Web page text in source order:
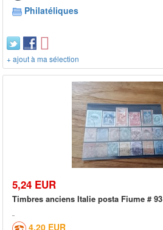
Philatéliques
+ ajout à ma sélection
5,24 EUR
Timbres anciens Italie posta Fiume # 93
4,20 EUR